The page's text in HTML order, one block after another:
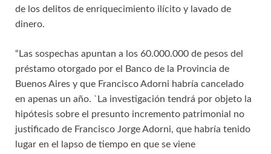
de los delitos de enriquecimiento ilícito y lavado de
dinero.
“Las sospechas apuntan a los 60.000.000 de pesos del
préstamo otorgado por el Banco de la Provincia de
Buenos Aires y que Francisco Adorni habría cancelado
en apenas un año. `La investigación tendrá por objeto la
hipótesis sobre el presunto incremento patrimonial no
justificado de Francisco Jorge Adorni, que habría tenido
lugar en el lapso de tiempo en que se viene